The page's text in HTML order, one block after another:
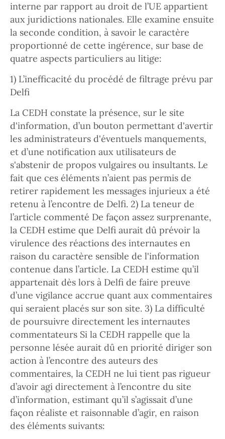
interne par rapport au droit de l’UE appartient
aux juridictions nationales. Elle examine ensuite
la seconde condition, à savoir le caractère
proportionné de cette ingérence, sur base de
quatre aspects particuliers au litige:
1) L’inefficacité du procédé de filtrage prévu par
Delfi
La CEDH constate la présence, sur le site
d'information, d’un bouton permettant d'avertir
les administrateurs d'éventuels manquements,
et d’une notification aux utilisateurs de
s'abstenir de propos vulgaires ou insultants. Le
fait que ces éléments n’aient pas permis de
retirer rapidement les messages injurieux a été
retenu à l’encontre de Delfi. 2) La teneur de
l’article commenté De façon assez surprenante,
la CEDH estime que Delfi aurait dû prévoir la
virulence des réactions des internautes en
raison du caractère sensible de l'information
contenue dans l’article. La CEDH estime qu’il
appartenait dès lors à Delfi de faire preuve
d’une vigilance accrue quant aux commentaires
qui seraient placés sur son site. 3) La difficulté
de poursuivre directement les internautes
commentateurs Si la CEDH rappelle que la
personne lésée aurait dû en priorité diriger son
action à l’encontre des auteurs des
commentaires, la CEDH ne lui tient pas rigueur
d’avoir agi directement à l’encontre du site
d’information, estimant qu’il s’agissait d’une
façon réaliste et raisonnable d’agir, en raison
des éléments suivants: